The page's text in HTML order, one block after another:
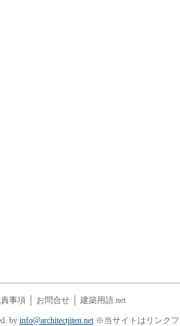
事項 お問合せ 建築用語.net
by info@architectjiten.net※当サイトはリンク